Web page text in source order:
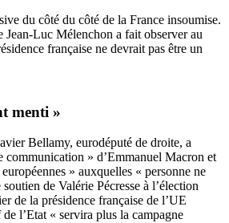
du côté du côté de la France insoumise.
Luc Mélenchon a fait observer au
ésidence française ne devrait pas être un
menti »
Bellamy, eurodéputé de droite, a
communication » d’Emmanuel Macron et
» auxquelles « personne ne
soutien de Valérie Pécresse à l’élection
de la présidence française de l’UE
de l’Etat « servira plus la campagne